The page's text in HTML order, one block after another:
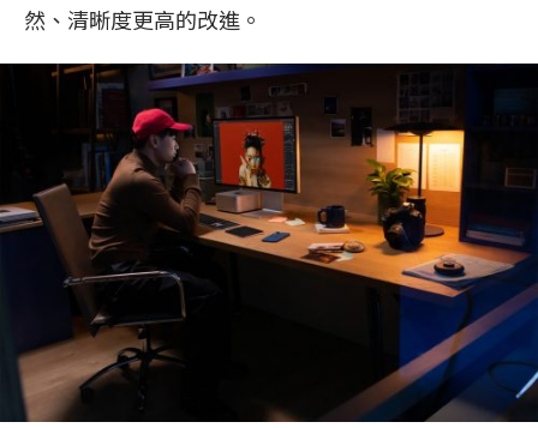
然、清晰度更高的改進。